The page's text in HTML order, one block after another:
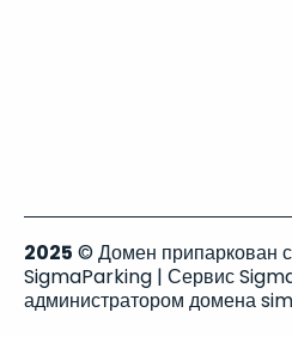
2025 © Домен припаркован
SigmaParking | Сервис
администратором домена